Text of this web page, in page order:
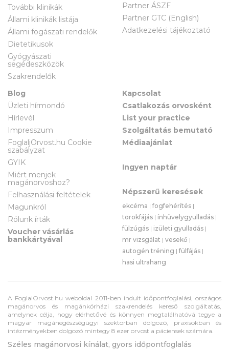
További klinikák
Állami klinikák listája
Állami fogászati rendelők
Dietetikusok
Gyógyászati
segédeszközök
Szakrendelők
Partner ÁSZF
Partner GTC (English)
Adatkezelési tájékoztató
Blog
Üzleti hírmondó
Hírlevél
Impresszum
FoglaljOrvost.hu Cookie
szabályzat
GYIK
Miért menjek
magánorvoshoz?
Felhasználási feltételek
Magunkról
Rólunk írták
Voucher vásárlás
bankkártyával
Kapcsolat
Csatlakozás orvosként
List your practice
Szolgáltatás bemutató
Médiaajánlat
Ingyen naptár
Népszerű keresések
ekcéma |fogfehérítés |
torokfájás | ínhüvelygyulladás |
fülzúgás | izületi gyulladás |
mr vizsgálat | vesekő |
autogén tréning |fülfájás |
hasi ultrahang
A FoglalOrvost.hu weboldal 2011-ben indult időpontfoglalási, országos
magánorvos és magánkórházi szakrendelés kereső szolgáltatás,
amelynek célja, hogy elérhetővé és könnyen megtalálhatóvá tegye a
magyar magánegészségügyi szektorban dolgozó, praxisokban és
intézményekben dolgozó mintegy 8 ezer orvost a páciensek számára.
Széles magánorvosi kínálat, gyors időpontfoglalás